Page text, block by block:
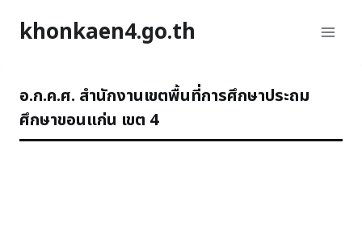
khonkaen4.go.th
อ.ก.ค.ศ. สำนักงานเขตพื้นที่การศึกษาประถม
ศึกษาขอนแก่น เขต 4